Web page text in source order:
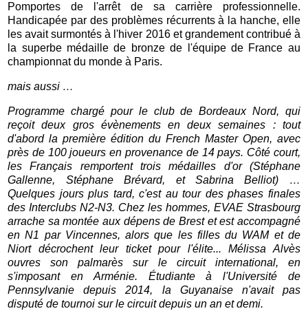
Pomportes de l'arrêt de sa carrière professionnelle.
Handicapée par des problèmes récurrents à la hanche, elle
les avait surmontés à l'hiver 2016 et grandement contribué à
la superbe médaille de bronze de l'équipe de France au
championnat du monde à Paris.
mais aussi …
Programme chargé pour le club de Bordeaux Nord, qui
reçoit deux gros évènements en deux semaines : tout
d'abord la première édition du French Master Open, avec
près de 100 joueurs en provenance de 14 pays. Côté court,
les Français remportent trois médailles d'or (Stéphane
Gallenne, Stéphane Brévard, et Sabrina Belliot) …
Quelques jours plus tard, c'est au tour des phases finales
des Interclubs N2-N3. Chez les hommes, EVAE Strasbourg
arrache sa montée aux dépens de Brest et est accompagné
en N1 par Vincennes, alors que les filles du WAM et de
Niort décrochent leur ticket pour l'élite... Mélissa Alvès
ouvres son palmarès sur le circuit international, en
s'imposant en Arménie. Étudiante à l'Université de
Pennsylvanie depuis 2014, la Guyanaise n'avait pas
disputé de tournoi sur le circuit depuis un an et demi.